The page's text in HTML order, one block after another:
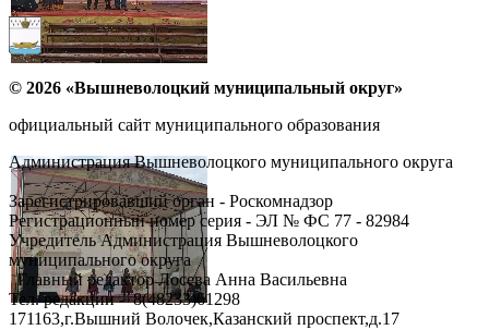
© 2026 «Вышневолоцкий муниципальный округ»
официальный сайт муниципального образования
Администрация Вышневолоцкого муниципального округа
Зарегистрировавший орган - Роскомнадзор
Регистрационный номер серия - ЭЛ № ФС 77 - 82984
Учредитель Администрация Вышневолоцкого
муниципального округа
Главный редактор Лосева Анна Васильевна
Тел. редакции - ‎8(48233)61298
171163,г.Вышний Волочек,Казанский проспект,д.17